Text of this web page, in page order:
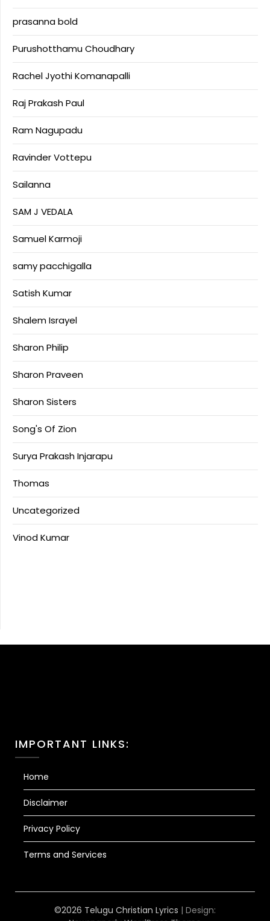
prasanna bold
Purushotthamu Choudhary
Rachel Jyothi Komanapalli
Raj Prakash Paul
Ram Nagupadu
Ravinder Vottepu
Sailanna
SAM J VEDALA
Samuel Karmoji
samy pacchigalla
Satish Kumar
Shalem Israyel
Sharon Philip
Sharon Praveen
Sharon Sisters
Song's Of Zion
Surya Prakash Injarapu
Thomas
Uncategorized
Vinod Kumar
IMPORTANT LINKS:
Home
Disclaimer
Privacy Policy
Terms and Services
©2026 Telugu Christian Lyrics | Design: